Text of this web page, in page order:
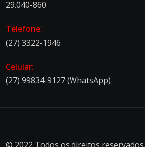
29.040-860
Telefone:
(27) 3322-1946
Celular:
(27) 99834-9127 (WhatsApp)
© 2022 Todos os direitos reservados.